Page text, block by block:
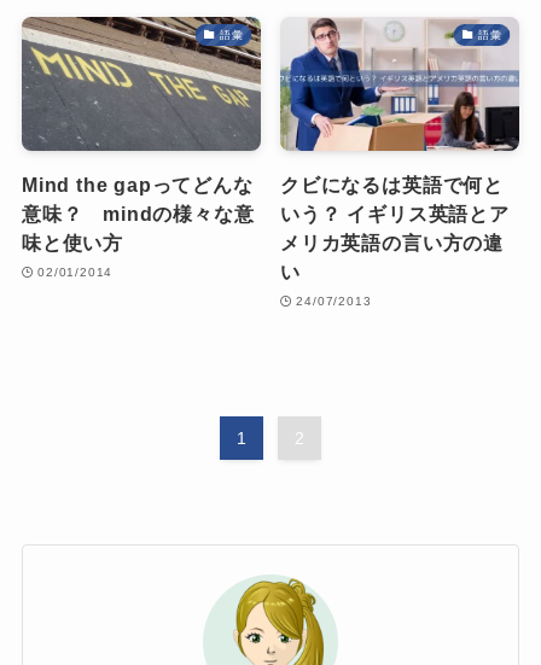
語彙
Mind the gapってどんな
意味？ mindの様々な意
味と使い方
02/01/2014
語彙
クビになるは英語で何と
いう？ イギリス英語とア
メリカ英語の言い方の違
い
24/07/2013
1 2